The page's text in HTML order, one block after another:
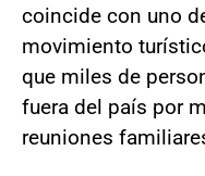
coincide con uno
movimiento
que miles de
fuera del país por
reuniones